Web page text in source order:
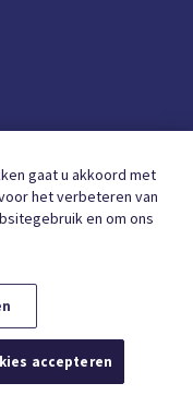
COOKIE BELEID
gaat u akkoord met
het verbeteren van
en om ons
accepteren